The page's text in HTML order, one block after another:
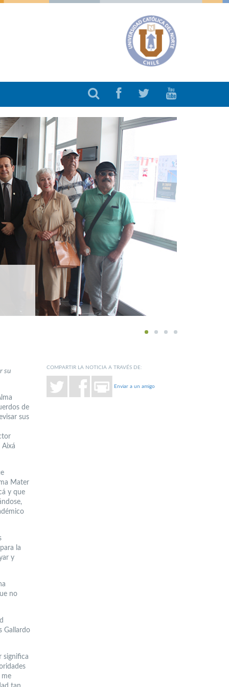
1 2 3 4
su
de
sus
Aixá
Mater
y que
la
y
no
Gallardo
significa
me
COMPARTIR LA NOTICIA A TRAVÉS DE:
Enviar a un amigo